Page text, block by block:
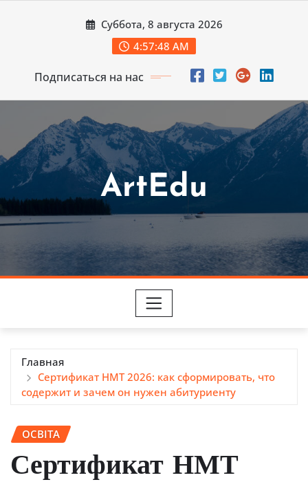
Суббота, 8 августа 2026
4:57:49 AM
Подписаться на нас
ArtEdu
Главная
Сертификат НМТ 2026: как сформировать, что
содержит и зачем он нужен абитуриенту
ОСВІТА
Сертификат НМТ